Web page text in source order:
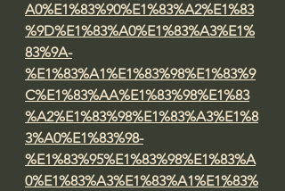
A0%E1%83%90%E1%83%A2%E1%83
%9D%E1%83%A0%E1%83%A3%E1%
83%9A-
%E1%83%A1%E1%83%98%E1%83%9
C%E1%83%AA%E1%83%98%E1%83
%A2%E1%83%98%E1%83%A3%E1%8
3%A0%E1%83%98-
%E1%83%95%E1%83%98%E1%83%A
0%E1%83%A3%E1%83%A1%E1%83%